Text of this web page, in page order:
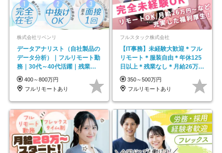
株式会社リベンリ
データアナリスト（自社製品の
データ分析）｜フルリモート勤
務｜30代～40代活躍｜残業少
なめ｜子育て社員多数活躍
400～800万円
フルリモートあり
フルスタック株式会社
【IT事務】未経験大歓迎＊フル
リモート＊服装自由＊年休125
日以上＊残業なし＊月給26万円
以上
350～500万円
フルリモートあり